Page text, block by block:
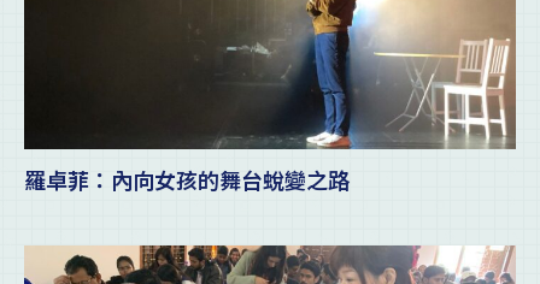
羅卓菲：內向女孩的舞台蛻變之路